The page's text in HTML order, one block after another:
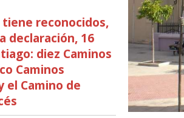
tiene reconocidos,
declaración, 16
diez Caminos
Caminos
el Camino de